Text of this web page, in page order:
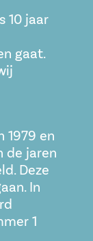
10 jaar
gaat.
1979 en
de jaren
Deze
In
1